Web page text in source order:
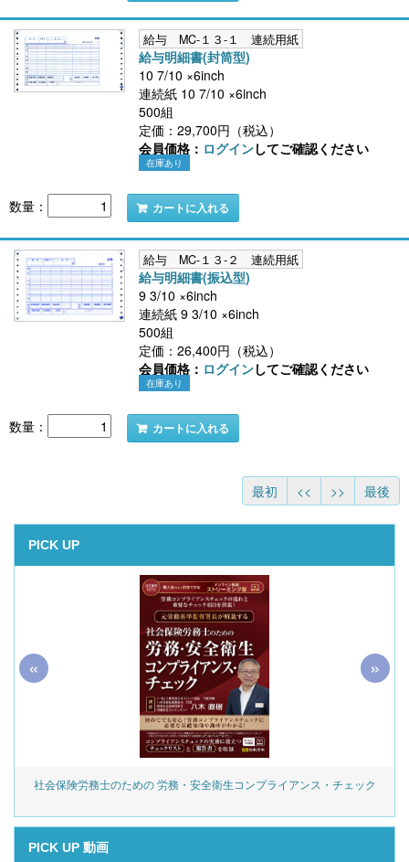
給与 MC-１３-１ 連続用紙
給与明細書(封筒型)
10 7/10 ×6inch
連続紙 10 7/10 ×6inch
500組
定価：29,700円（税込）
会員価格： ログインしてご確認ください
在庫あり
数量： カートに入れる
給与 MC-１３-２ 連続用紙
給与明細書(振込型)
9 3/10 ×6inch
連続紙 9 3/10 ×6inch
500組
定価：26,400円（税込）
会員価格： ログインしてご確認ください
在庫あり
数量： カートに入れる
最初 << >> 最後
PICK UP
社会保険労務士のための 労務・安全衛生コンプライアンス・チェック
« »
PICK UP 動画